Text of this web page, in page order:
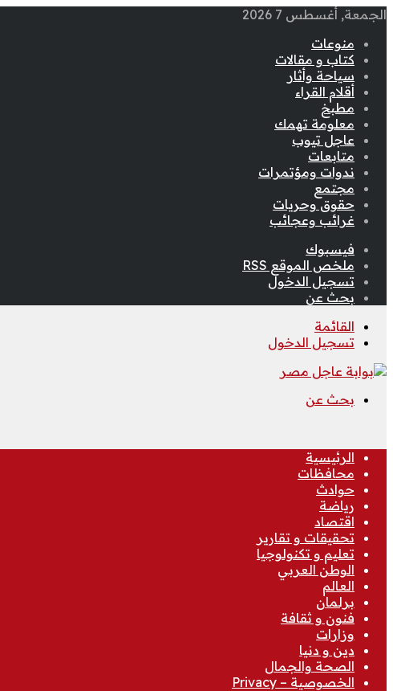
الجمعة, أغسطس 7 2026
منوعات
كتاب و مقالات
سياحة وأثار
أقلام القراء
مطبخ
معلومة تهمك
عاجل تيوب
متابعات
ندوات ومؤتمرات
مجتمع
حقوق وحريات
غرائب وعجائب
فيسبوك
ملخص الموقع RSS
تسجيل الدخول
بحث عن
القائمة
تسجيل الدخول
بحث عن
الرئيسية
محافظات
حوادث
رياضة
اقتصاد
تحقيقات و تقارير
تعليم و تكنولوجيا
الوطن العربي
العالم
برلمان
فنون و ثقافة
وزارات
دين و دنيا
الصحة والجمال
الخصوصية – Privacy